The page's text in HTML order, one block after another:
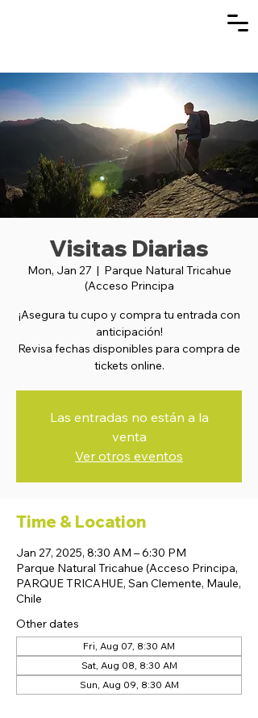
Visitas Diarias
Mon, Jan 27
  |
Parque Natural Tricahue
(Acceso Principa
¡Asegura tu cupo y compra tu entrada con
anticipación!
Revisa fechas disponibles para compra de
tickets online.
Las entradas no están a la
venta
Ver otros eventos
Time & Location
Jan 27, 2025, 8:30 AM – 6:30 PM
Parque Natural Tricahue (Acceso Principa,
PARQUE TRICAHUE, San Clemente, Maule,
Chile
Other dates
Fri, Aug 07, 8:30 AM
Sat, Aug 08, 8:30 AM
Sun, Aug 09, 8:30 AM